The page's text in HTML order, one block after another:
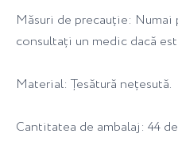
Măsuri de precauție:
consultați un medic dacă
Material: Țesătură nețesută.
Cantitatea de ambalaj: 44